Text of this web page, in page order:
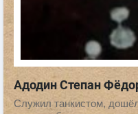
Адодин Степан
Служил танкистом,